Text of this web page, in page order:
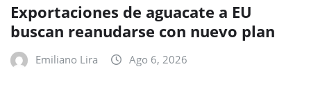
Exportaciones de aguacate a EU
buscan reanudarse con nuevo plan
Emiliano Lira Ago 6, 2026